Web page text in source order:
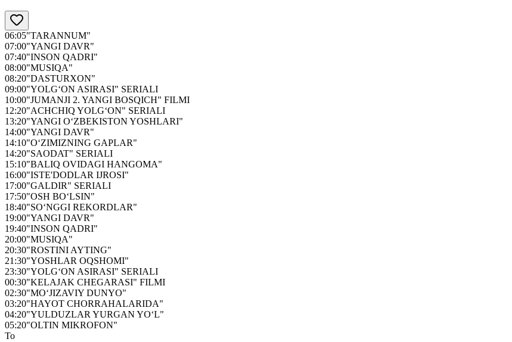
06:05"TARANNUM"
07:00"YANGI DAVR"
07:40"INSON QADRI"
08:00"MUSIQA"
08:20"DASTURXON"
09:00"YOLG‘ON ASIRASI" SERIALI
10:00"JUMANJI 2. YANGI BOSQICH" FILMI
12:20"ACHCHIQ YOLG‘ON" SERIALI
13:20"YANGI O‘ZBEKISTON YOSHLARI"
14:00"YANGI DAVR"
14:10"O‘ZIMIZNING GAPLAR"
14:20"SAODAT" SERIALI
15:10"BALIQ OVIDAGI HANGOMA"
16:00"ISTE'DODLAR IJROSI"
17:00"GALDIR" SERIALI
17:50"OSH BO‘LSIN"
18:40"SO‘NGGI REKORDLAR"
19:00"YANGI DAVR"
19:40"INSON QADRI"
20:00"MUSIQA"
20:30"ROSTINI AYTING"
21:30"YOSHLAR OQSHOMI"
23:30"YOLG‘ON ASIRASI" SERIALI
00:30"KELAJAK CHEGARASI" FILMI
02:30"MO‘JIZAVIY DUNYO"
03:20"HAYOT CHORRAHALARIDA"
04:20"YULDUZLAR YURGAN YO‘L"
05:20"OLTIN MIKROFON"
To